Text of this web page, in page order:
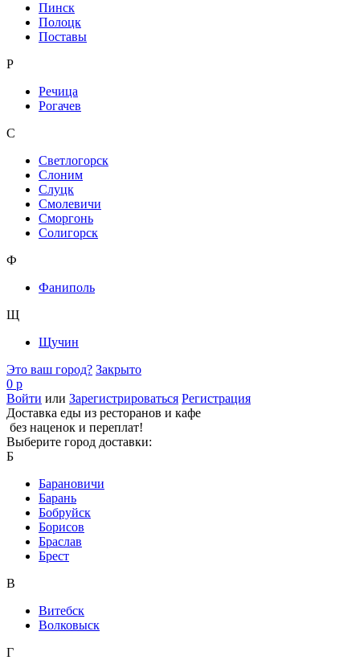
Пинск
Полоцк
Поставы
Р
Речица
Рогачев
С
Светлогорск
Слоним
Слуцк
Смолевичи
Сморгонь
Солигорск
Ф
Фаниполь
Щ
Щучин
Это ваш город? Закрыто
0 р
Войти или Зарегистрироваться Регистрация
Доставка еды из ресторанов и кафе
без наценок и переплат!
Выберите город доставки:
Б
Барановичи
Барань
Бобруйск
Борисов
Браслав
Брест
В
Витебск
Волковыск
Г